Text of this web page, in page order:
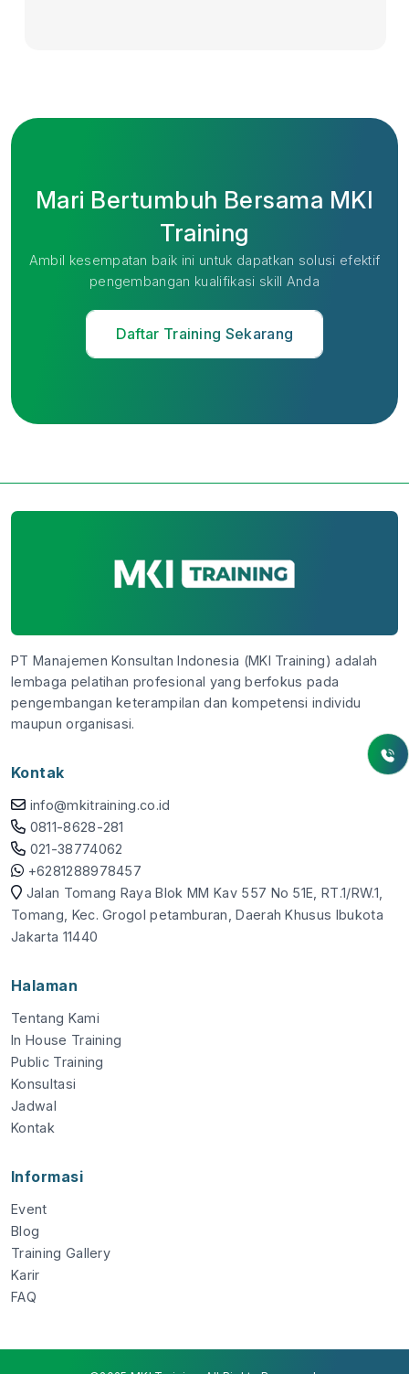
Mari Bertumbuh Bersama MKI
Training
Ambil kesempatan baik ini untuk dapatkan solusi efektif
pengembangan kualifikasi skill Anda
Daftar Training Sekarang
PT Manajemen Konsultan Indonesia (MKI Training) adalah
lembaga pelatihan profesional yang berfokus pada
pengembangan keterampilan dan kompetensi individu
maupun organisasi.
Kontak
info@mkitraining.co.id
0811-8628-281
021-38774062
+6281288978457
Jalan Tomang Raya Blok MM Kav 557 No 51E, RT.1/RW.1,
Tomang, Kec. Grogol petamburan, Daerah Khusus Ibukota
Jakarta 11440
Halaman
Tentang Kami
In House Training
Public Training
Konsultasi
Jadwal
Kontak
Informasi
Event
Blog
Training Gallery
Karir
FAQ